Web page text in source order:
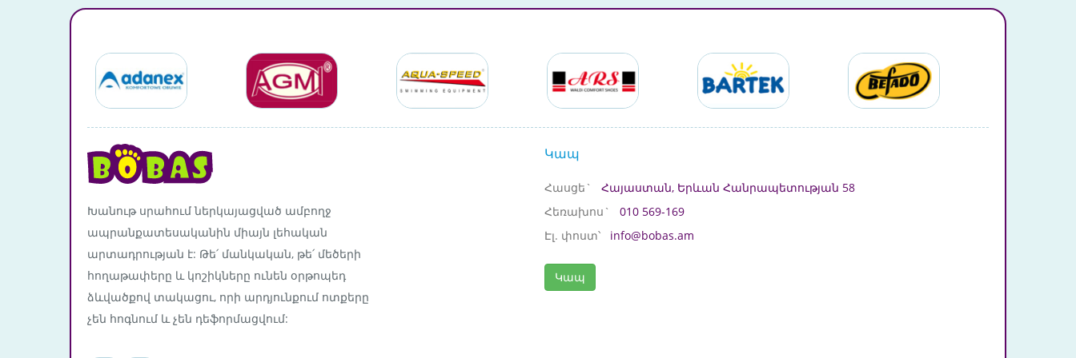
Խանութ սրահում ներկայացված ամբողջ
ապրանքատեսականին միայն լեհական
արտադրության է: Թե՛ մանկական, թե՛ մեծերի
հողաթափերը և կոշիկները ունեն օրթոպեդ
ձևվածքով տակացու, որի արդյունքում ոտքերը
չեն հոգնում և չեն դեֆորմացվում:
Կապ
Հասցե`
Հայաստան, Երևան Հանրապետության 58
Հեռախոս`
010 569-169
Էլ. փոստ՝
info@bobas.am
Կապ